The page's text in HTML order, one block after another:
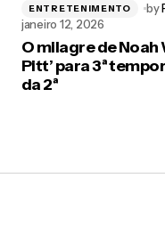
ENTRETENIMENTO by
janeiro 12, 2026
O milagre de Noah
Pitt’ para 3ª
da 2ª